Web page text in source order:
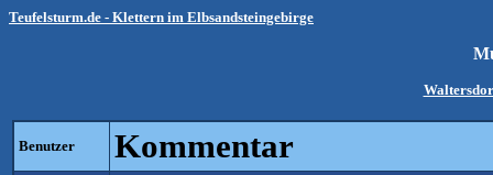
Teufelsturm.de - Klettern im Elbsandsteingebirge
Benutzer Kommentar